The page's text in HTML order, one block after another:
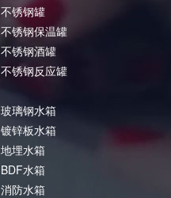
不锈钢罐
不锈钢保温罐
不锈钢酒罐
不锈钢反应罐
玻璃钢水箱
镀锌板水箱
地埋水箱
BDF水箱
消防水箱